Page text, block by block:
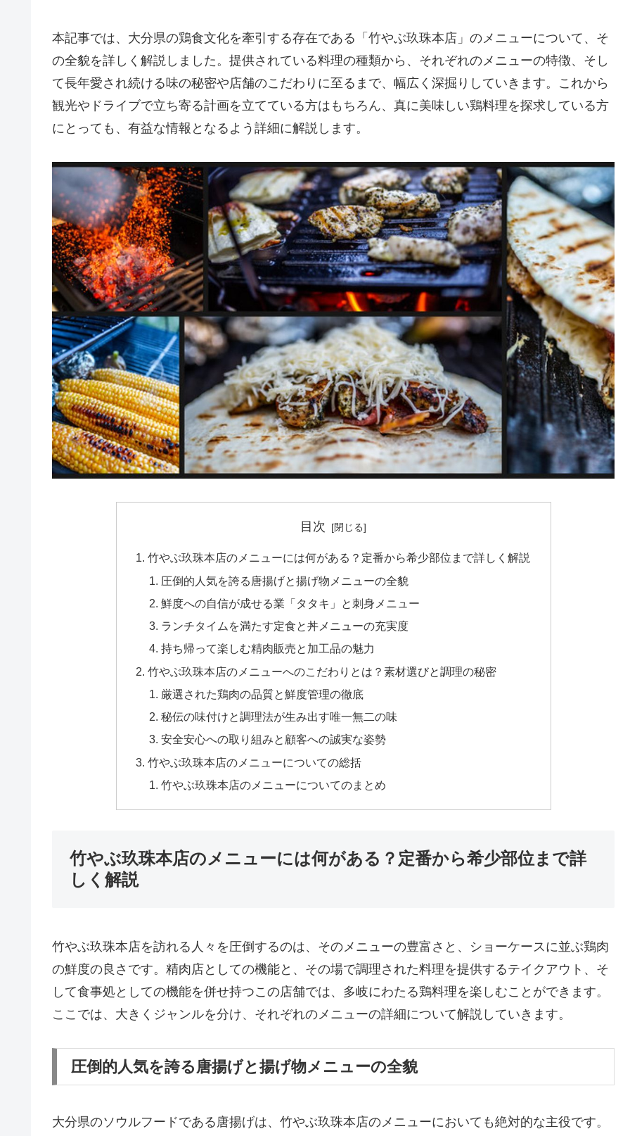
本記事では、大分県の鶏食文化を牽引する存在である「竹やぶ玖珠本店」のメニューについて、そ
の全貌を詳しく解説しました。提供されている料理の種類から、それぞれのメニューの特徴、そし
て長年愛され続ける味の秘密や店舗のこだわりに至るまで、幅広く深掘りしていきます。これから
観光やドライブで立ち寄る計画を立てている方はもちろん、真に美味しい鶏料理を探求している方
にとっても、有益な情報となるよう詳細に解説します。
目次
竹やぶ玖珠本店のメニューには何がある？定番から希少部位まで詳しく解説
圧倒的人気を誇る唐揚げと揚げ物メニューの全貌
鮮度への自信が成せる業「タタキ」と刺身メニュー
ランチタイムを満たす定食と丼メニューの充実度
持ち帰って楽しむ精肉販売と加工品の魅力
竹やぶ玖珠本店のメニューへのこだわりとは？素材選びと調理の秘密
厳選された鶏肉の品質と鮮度管理の徹底
秘伝の味付けと調理法が生み出す唯一無二の味
安全安心への取り組みと顧客への誠実な姿勢
竹やぶ玖珠本店のメニューについての総括
竹やぶ玖珠本店のメニューについてのまとめ
竹やぶ玖珠本店のメニューには何がある？定番から希少部位まで詳
しく解説
竹やぶ玖珠本店を訪れる人々を圧倒するのは、そのメニューの豊富さと、ショーケースに並ぶ鶏肉
の鮮度の良さです。精肉店としての機能と、その場で調理された料理を提供するテイクアウト、そ
して食事処としての機能を併せ持つこの店舗では、多岐にわたる鶏料理を楽しむことができます。
ここでは、大きくジャンルを分け、それぞれのメニューの詳細について解説していきます。
圧倒的人気を誇る唐揚げと揚げ物メニューの全貌
大分県のソウルフードである唐揚げは、竹やぶ玖珠本店のメニューにおいても絶対的な主役です。